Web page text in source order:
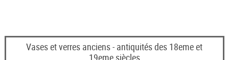
Vases et verres anciens - antiquités des 18eme et